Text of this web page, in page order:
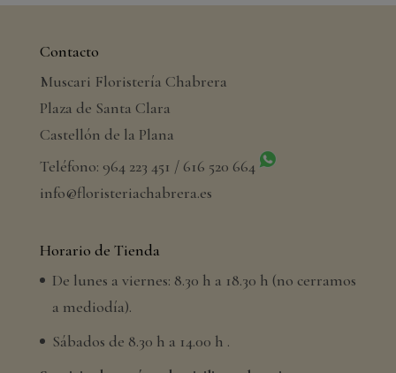
Contacto
Muscari Floristería Chabrera
Plaza de Santa Clara
Castellón de la Plana
Teléfono: 964 223 451 / 616 520 664
info@floristeriachabrera.es
Horario de Tienda
De lunes a viernes: 8.30 h a 18.30 h (no cerramos
a mediodía).
Sábados de 8.30 h a 14.00 h .